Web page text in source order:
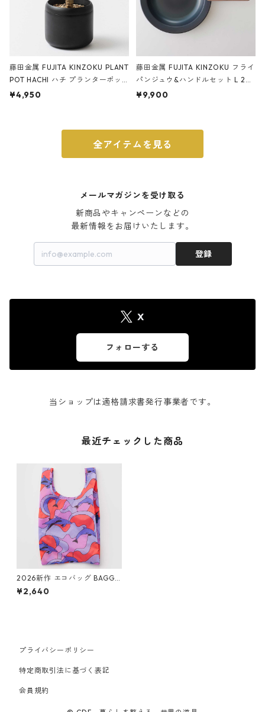
藤田金属 FUJITA KINZOKU PLANT
POT HACHI ハチ プランターポッ
ト 3号 ブラック
¥4,950
藤田金属 FUJITA KINZOKU フライ
パンジュウ&ハンドルセット L 24c
m ガス火・IH対応 鉄フライパン
¥9,900
全アイテムを見る
メールマガジンを受け取る
新商品やキャンペーンなどの
最新情報をお届けいたします。
登録
X
フォローする
当ショップは適格請求書発行事業者です。
最近チェックした商品
2026新作 エコバッグ BAGGU
Baby Baggu ベビーバグゥ バ
グー ドルフィン
¥2,640
プライバシーポリシー
特定商取引法に基づく表記
会員規約